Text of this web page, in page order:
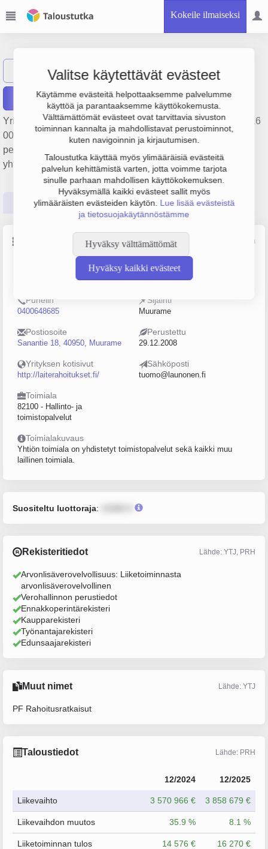
Kokeile ilmaiseksi
Valitse käytettävät evästeet
Käytämme evästeitä helpottaaksemme palvelumme
käyttöä ja parantaaksemme käyttökokemusta.
Välttämättömät evästeet ovat tarvittavia sivuston
toiminnan kannalta ja mahdollistavat perustoiminnot,
kuten navigoinnin ja kirjautumisen.
Taloustutka käyttää myös ylimääräisiä evästeitä
palvelun kehittämistä varten, jotta voimme tarjota
sinulle parhaan mahdollisen käyttökokemuksen.
Hyväksymällä kaikki evästeet sallit myös
ylimääräisten evästeiden käytön. Lue lisää evästeistä
ja tietosuojakäytännöstämme
Hyväksy välttämättömät
Hyväksy kaikki evästeet
Näytä haku PointFactory Oy
Raportit
Yrityksen PointFactory Oy liikevaihto on 3.9 milj. € ja tulos 16
000 €. Sen päätoimiala on Hallinto- ja toimistopalvelut,
perustamisvuosi 2008 ja sijainti Muurame. Yrityksen
yhtiömuoto Osakeyhtiö (OY).
Perustiedot Tilinpäätösluvut Päättäjätiedot
Lähde: YTJ, PRH, Traficom
Henkilöstömäärä
0–4
Puhelin
0400648685
Sijainti
Muurame
Postiosoite
Sanantie 18, 40950, Muurame
Perustettu
29.12.2008
Yrityksen kotisivut
http://laiterahoitukset.fi/
Sähköposti
tuomo@launonen.fi
Toimiala
82100 - Hallinto- ja
toimistopalvelut
Toimialakuvaus
Yhtiön toimiala on yhdistetyt toimistopalvelut sekä kaikki muu
laillinen toimiala.
Suositeltu luottoraja:
Rekisteritiedot Lähde: YTJ, PRH
Arvonlisäverovelvollisuus: Liiketoiminnasta
arvonlisäverovelvollinen
Verohallinnon perustiedot
Ennakkoperintärekisteri
Kaupparekisteri
Työnantajarekisteri
Edunsaajarekisteri
Muut nimet Lähde: YTJ
PF Rahoitusratkaisut
Taloustiedot Lähde: PRH
12/2024 12/2025
Liikevaihto 3 570 966 € 3 858 679 €
Liikevaihdon muutos 35.9 % 8.1 %
Liiketoiminnan tulos 14 576 € 16 270 €